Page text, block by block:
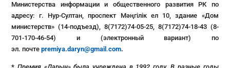
Министерства информации и общественного развития РК по
адресу: г. Нур-Султан, проспект Мәңгілік ел 10, здание «Дом
министерств» (14-подъезд), 8(7172)74-05-25, 8(7172)74-18-43 (8-
701-170-46-54) и (электронный вариант) по
эл. почтеpremiya.daryn@gmail .com.